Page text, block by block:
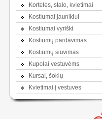
Kortelės, stalo, kvietimai
Kostiumai jaunikiui
Kostiumai vyriški
Kostiumų pardavimas
Kostiumų siuvimas
Kupolai vestuvėms
Kursai, šokių
Kvietimai į vestuves